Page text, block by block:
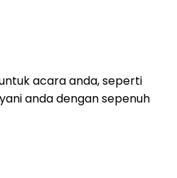
acara anda, seperti
anda dengan sepenuh